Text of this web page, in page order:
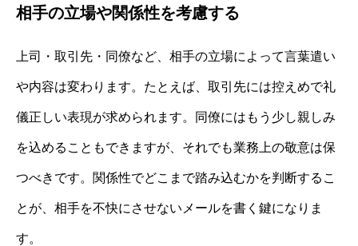
相手の立場や関係性を考慮する
上司・取引先・同僚など、相手の立場によって言葉遣い
や内容は変わります。たとえば、取引先には控えめで礼
儀正しい表現が求められます。同僚にはもう少し親しみ
を込めることもできますが、それでも業務上の敬意は保
つべきです。関係性でどこまで踏み込むかを判断するこ
とが、相手を不快にさせないメールを書く鍵になりま
す。